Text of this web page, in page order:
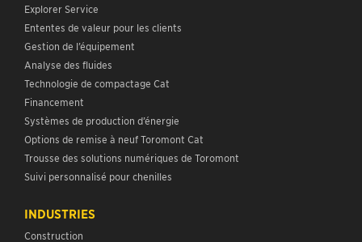
Explorer Service
Ententes de valeur pour les clients
Gestion de l’équipement
Analyse des fluides
Technologie de compactage Cat
Financement
Systèmes de production d’énergie
Options de remise à neuf Toromont Cat
Trousse des solutions numériques de Toromont
Suivi personnalisé pour chenilles
INDUSTRIES
Construction